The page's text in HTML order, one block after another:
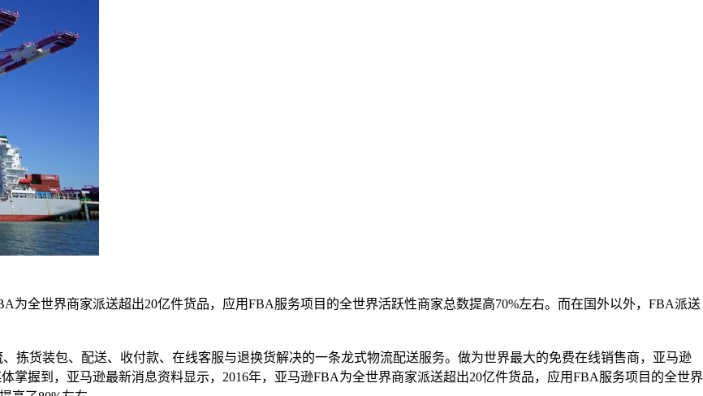
为全世界商家派送超出20亿件货品，应用FBA服务项目的全世界活跃性商家总数提高70%左右。而在国外以外，FBA派送
拣货装包、配送、收付款、在线客服与退换货解决的一条龙式物流配送服务。做为世界最大的免费在线销售商，亚马逊
掌握到，亚马逊最新消息资料显示，2016年，亚马逊FBA为全世界商家派送超出20亿件货品，应用FBA服务项目的全世界